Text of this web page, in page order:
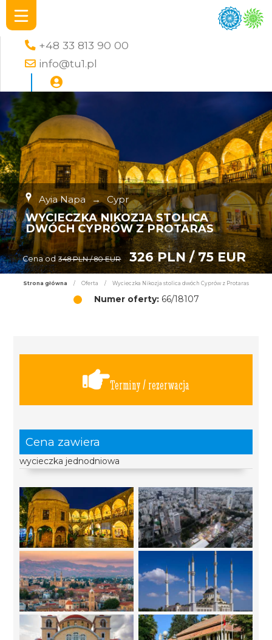
+48 33 813 90 00
info@tu1.pl
Ayia Napa → Cypr
WYCIECZKA NIKOZJA STOLICA
DWÓCH CYPRÓW Z PROTARAS
Cena od 348 PLN / 80 EUR 326 PLN / 75 EUR
Strona główna / Oferta / Wycieczka Nikozja stolica dwóch Cyprów z Protaras
Numer oferty:66/18107
Terminy / rezerwacja
Cena zawiera
wycieczka jednodniowa